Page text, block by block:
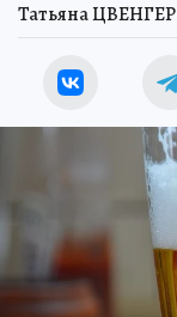
Татьяна ЦВЕНГЕР